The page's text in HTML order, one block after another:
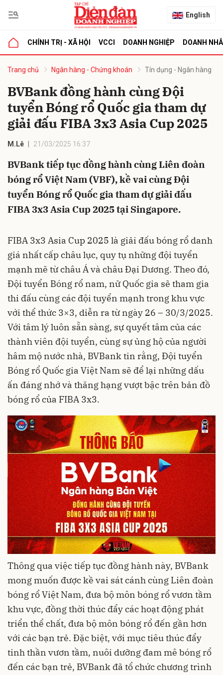
English
CHÍNH TRỊ - XÃ HỘI VCCI DOANH NGHIỆP DOANH
Trang chủ Ngân hàng - Chứng khoán Tín dụng - Ngân hàng
BVBank đồng hành cùng Đội
tuyển Bóng rổ Quốc gia tham dự
giải đấu FIBA 3x3 Asia Cup 2025
M.Lê 21/03/2025 16:37
BVBank tiếp tục đồng hành cùng Liên đoàn
bóng rổ Việt Nam (VBF), kề vai cùng Đội
tuyển Bóng rổ Quốc gia tham dự giải đấu
FIBA 3x3 Asia Cup 2025 tại Singapore.
FIBA 3x3 Asia Cup 2025 là giải đấu bóng rổ danh
giá nhất cấp châu lục, quy tụ những đội tuyển
mạnh mẽ từ châu Á và châu Đại Dương. Theo đó,
Đội tuyển Bóng rổ nam, nữ Quốc gia sẽ tham gia
thi đấu cùng các đội tuyển mạnh trong khu vực
với thể thức 3×3, diễn ra từ ngày 26 – 30/3/2025.
Với tâm lý luôn sẵn sàng, sự quyết tâm của các
thành viên đội tuyển, cùng sự ủng hộ của người
hâm mộ nước nhà, BVBank tin rằng, Đội tuyển
Bóng rổ Quốc gia Việt Nam sẽ để lại những dấu
ấn đáng nhớ và thăng hạng vượt bậc trên bản đồ
bóng rổ của FIBA 3x3.
Thông qua việc tiếp tục đồng hành này, BVBank
mong muốn được kề vai sát cánh cùng Liên đoàn
bóng rổ Việt Nam, đưa bộ môn bóng rổ vươn tầm
khu vực, đồng thời thúc đẩy các hoạt động phát
triển thể chất, đưa bộ môn bóng rổ đến gần hơn
với các bạn trẻ. Đặc biệt, với mục tiêu thúc đẩy
tinh thần vươn tầm, nuôi dưỡng đam mê bóng rổ
đến các bạn trẻ, BVBank đã tổ chức chương trình
luận
Hủy